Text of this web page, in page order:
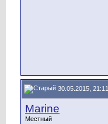
30.05.2015, 21:11
Marine
Местный